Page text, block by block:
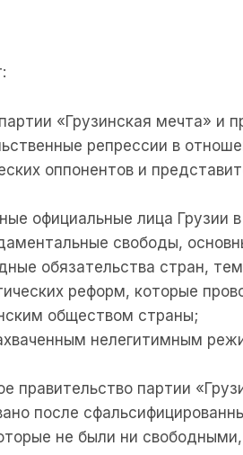
«Грузинская мечта» и
репрессии в
оппонентов и
официальные лица Грузии в
свободы,
обязательства стран,
реформ, которые
обществом страны;
нелегитимным
правительство партии
после
не были ни